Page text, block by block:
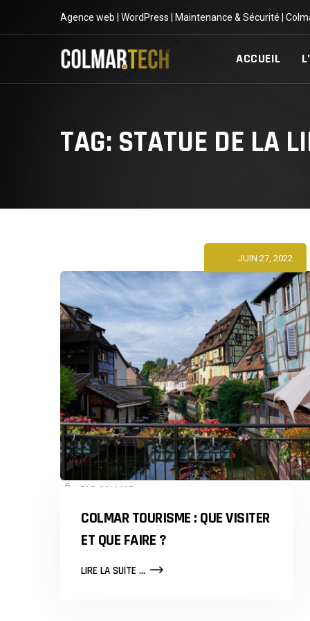
Agence web | WordPress | Maintenance & Sécurité |
ACCUEIL
TAG: STATUE DE LA
JUIN 27, 2022
PAR COLMAR
COLMAR TOURISME : QUE VISITER
ET QUE FAIRE ?
LIRE LA SUITE ...COLMAR